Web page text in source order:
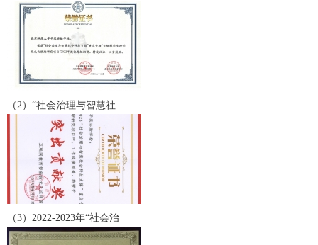
（2）“社会治理与智慧社
（3）2022-2023年“社会治